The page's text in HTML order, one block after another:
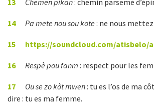
13 Chemen pikan: chemin parsemé
14 Pa mete nou sou kote : ne nous
15 https://soundcloud.com/atisbelo/
16 Respè pou fanm : respect pour les
17 Ou se zo kòt mwen: tu es l’os de ma
dire : tu es ma femme.